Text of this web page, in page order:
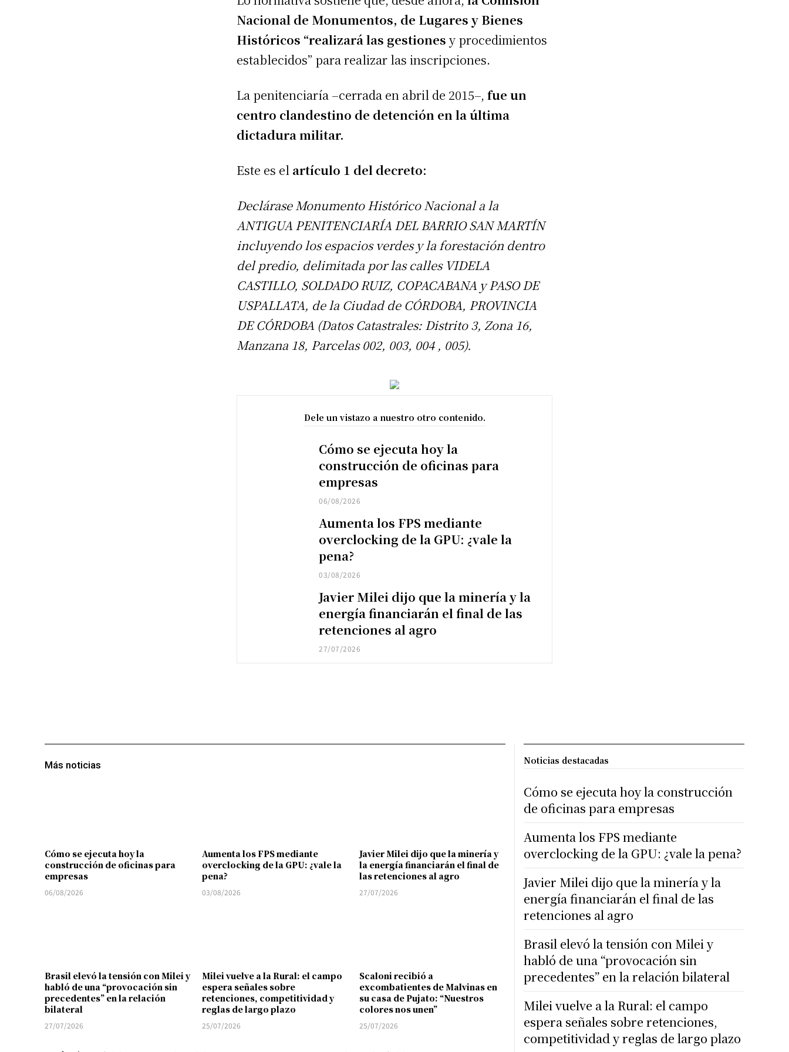
Nacional de Monumentos, de Lugares y Bienes
Históricos “realizará las gestiones y procedimientos
establecidos” para realizar las inscripciones.
La penitenciaría –cerrada en abril de 2015–, fue un
centro clandestino de detención en la última
dictadura militar.
Este es el artículo 1 del decreto:
Declárase Monumento Histórico Nacional a la
ANTIGUA PENITENCIARÍA DEL BARRIO SAN MARTÍN
incluyendo los espacios verdes y la forestación dentro
del predio, delimitada por las calles VIDELA
CASTILLO, SOLDADO RUIZ, COPACABANA y PASO DE
USPALLATA, de la Ciudad de CÓRDOBA, PROVINCIA
DE CÓRDOBA (Datos Catastrales: Distrito 3, Zona 16,
Manzana 18, Parcelas 002, 003, 004 , 005).
Dele un vistazo a nuestro otro contenido.
Cómo se ejecuta hoy la
construcción de oficinas para
empresas
06/08/2026
Aumenta los FPS mediante
overclocking de la GPU: ¿vale la
pena?
03/08/2026
Javier Milei dijo que la minería y la
energía financiarán el final de las
retenciones al agro
27/07/2026
Más noticias
Cómo se ejecuta hoy la
construcción de oficinas para
empresas
06/08/2026
Aumenta los FPS mediante
overclocking de la GPU: ¿vale la
pena?
03/08/2026
Javier Milei dijo que la minería y
la energía financiarán el final de
las retenciones al agro
27/07/2026
Brasil elevó la tensión con Milei y
habló de una “provocación sin
precedentes” en la relación
bilateral
27/07/2026
Milei vuelve a la Rural: el campo
espera señales sobre
retenciones, competitividad y
reglas de largo plazo
25/07/2026
Scaloni recibió a
excombatientes de Malvinas en
su casa de Pujato: “Nuestros
colores nos unen”
25/07/2026
Noticias destacadas
Cómo se ejecuta hoy la construcción
de oficinas para empresas
Aumenta los FPS mediante
overclocking de la GPU: ¿vale la pena?
Javier Milei dijo que la minería y la
energía financiarán el final de las
retenciones al agro
Brasil elevó la tensión con Milei y
habló de una “provocación sin
precedentes” en la relación bilateral
Milei vuelve a la Rural: el campo
espera señales sobre retenciones,
competitividad y reglas de largo plazo